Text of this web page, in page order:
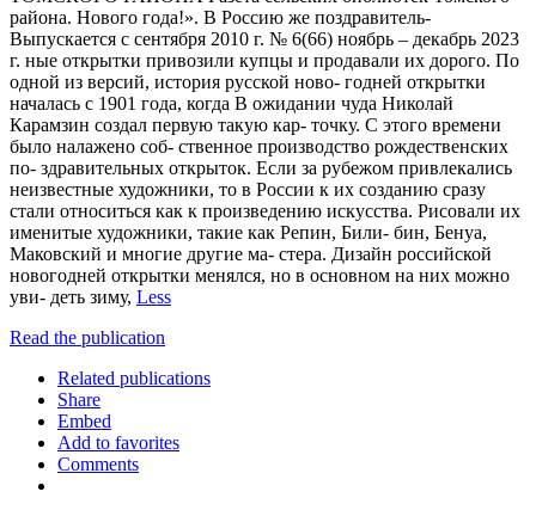
района. Нового года!». В Россию же поздравитель-
Выпускается с сентября 2010 г. № 6(66) ноябрь – декабрь 2023
г. ные открытки привозили купцы и продавали их дорого. По
одной из версий, история русской ново- годней открытки
началась с 1901 года, когда В ожидании чуда Николай
Карамзин создал первую такую кар- точку. С этого времени
было налажено соб- ственное производство рождественских
по- здравительных открыток. Если за рубежом привлекались
неизвестные художники, то в России к их созданию сразу
стали относиться как к произведению искусства. Рисовали их
именитые художники, такие как Репин, Били- бин, Бенуа,
Маковский и многие другие ма- стера. Дизайн российской
новогодней открытки менялся, но в основном на них можно
уви- деть зиму, Less
Read the publication
Related publications
Share
Embed
Add to favorites
Comments